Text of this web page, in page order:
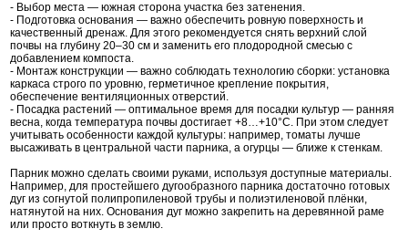
- Выбор места — южная сторона участка без затенения.
- Подготовка основания — важно обеспечить ровную поверхность и
качественный дренаж. Для этого рекомендуется снять верхний слой
почвы на глубину 20–30 см и заменить его плодородной смесью с
добавлением компоста.
- Монтаж конструкции — важно соблюдать технологию сборки: установка
каркаса строго по уровню, герметичное крепление покрытия,
обеспечение вентиляционных отверстий.
- Посадка растений — оптимальное время для посадки культур — ранняя
весна, когда температура почвы достигает +8…+10°C. При этом следует
учитывать особенности каждой культуры: например, томаты лучше
высаживать в центральной части парника, а огурцы — ближе к стенкам.
Парник можно сделать своими руками, используя доступные материалы.
Например, для простейшего дугообразного парника достаточно готовых
дуг из согнутой полипропиленовой трубы и полиэтиленовой плёнки,
натянутой на них. Основания дуг можно закрепить на деревянной раме
или просто воткнуть в землю.